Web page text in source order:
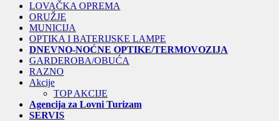
LOVAČKA OPREMA
ORUŽJE
MUNICIJA
OPTIKA I BATERIJSKE LAMPE
DNEVNO-NOĆNE OPTIKE/TERMOVOZIJA
GARDEROBA/OBUĆA
RAZNO
Akcije
TOP AKCIJE
Agencija za Lovni Turizam
SERVIS